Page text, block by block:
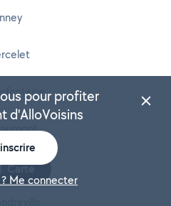
Carte
pour profiter
d'AlloVoisins
Me connecter